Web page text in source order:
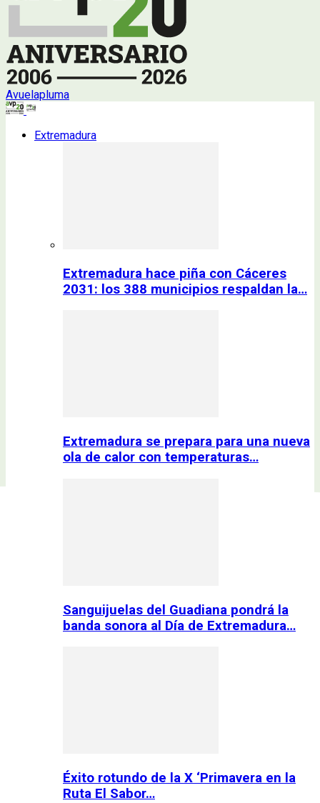
Avuelapluma
Extremadura
Extremadura hace piña con Cáceres
2031: los 388 municipios respaldan la…
Extremadura se prepara para una nueva
ola de calor con temperaturas…
Sanguijuelas del Guadiana pondrá la
banda sonora al Día de Extremadura…
Éxito rotundo de la X ‘Primavera en la
Ruta El Sabor…